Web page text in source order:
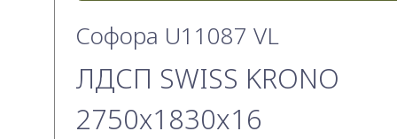
Софора U11087 VL
ЛДСП SWISS KRONO
2750х1830x16